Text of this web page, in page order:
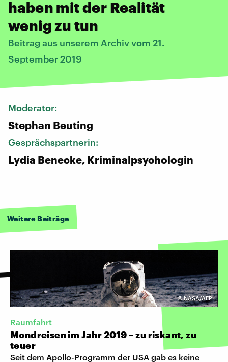
haben mit der Realität
wenig zu tun
Beitrag aus unserem Archiv vom 21.
September 2019
Moderator:
Stephan Beuting
Gesprächspartnerin:
Lydia Benecke, Kriminalpsychologin
Weitere Beiträge
©NASA/AFP
Raumfahrt
Mondreisen im Jahr 2019 – zu riskant, zu
teuer
Seit dem Apollo-Programm der USA gab es keine